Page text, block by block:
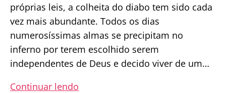
próprias leis, a colheita do diabo tem sido cada
vez mais abundante. Todos os dias
numerosíssimas almas se precipitam no
inferno por terem escolhido serem
independentes de Deus e decido viver de um…
Continuar lendo